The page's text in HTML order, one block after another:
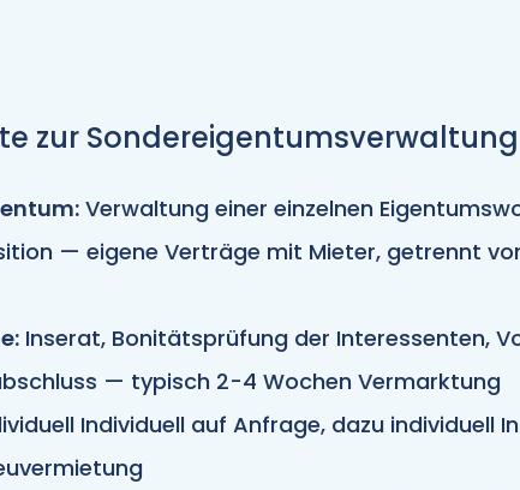
zur Sondereigentumsverwaltung
Verwaltung einer einzelnen
— eigene Verträge mit Mieter, getrennt
Inserat, Bonitätsprüfung der Interessenten,
— typisch 2-4 Wochen Vermarktung
Individuell auf Anfrage, dazu individuell